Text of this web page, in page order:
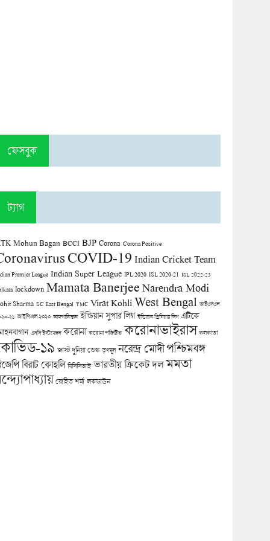
ফেসবুক
ট্যাগ
Mohun Bagan BCCI BJP Corona Corona Positive
COVID-19 Indian Cricket Team
Premier League Indian Super League IPL 2020 ISL 2020-21 ISL 2022-23
lockdown Mamata Banerjee Narendra Modi
Sharma SC East Bengal TMC Virat Kohli West Bengal আইএসএল
২১ আইপিএল ২০২০ আফগানিস্তান ইন্ডিয়ান সুপার লিগ ইন্ডিয়ান প্রিমিয়ার লিগ এটিকে
এসসি ইস্টবেঙ্গল করোনা করোনা পজিটিভ করোনাভাইরাস কলকাতা
১৯ জাস্ট দুনিয়া ডেস্ক তৃণমূল নরেন্দ্র মোদী পশ্চিমবঙ্গ
বিরাট কোহলি বিসিসিআই ভারতীয় ক্রিকেট দল মমতা
রোহিত শর্মা লকডাউন